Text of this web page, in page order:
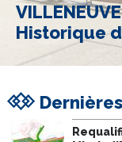
Historique